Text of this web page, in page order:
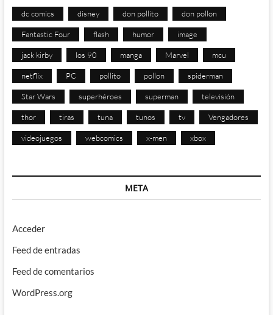
dc comics disney don pollito don pollon
Fantastic Four flash humor image
jack kirby los 90 manga Marvel mcu
netflix PC pollito pollon spiderman
Star Wars superhéroes superman televisión
thor tiras tuna tunos tv Vengadores
videojuegos webcomics x-men xbox
META
Acceder
Feed de entradas
Feed de comentarios
WordPress.org